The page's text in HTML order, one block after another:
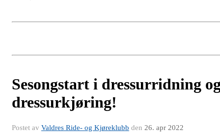
Sesongstart i dressurridning
dressurkjøring!
Postet av Valdres Ride- og Kjøreklubb den 26. apr 2022